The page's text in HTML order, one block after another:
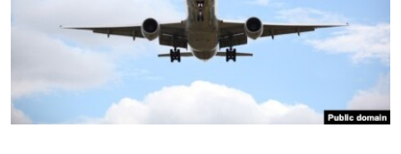
ЕКОНОМІКА
ІСТОРІЇ УСПІХУ УКРАЇНЦІВ
ТЕЛЕПРОГРАМИ
БРИФІНГ ГОЛОСУ АМЕРИКИ
Learning English